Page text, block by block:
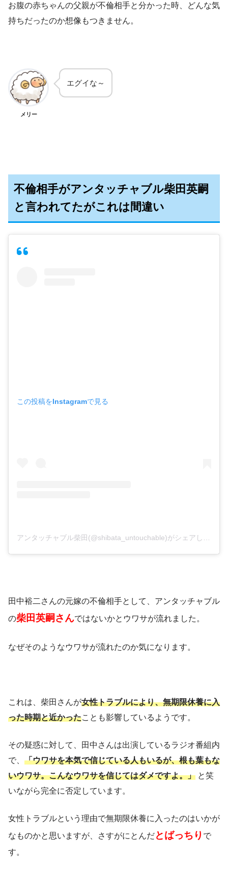
お腹の赤ちゃんの父親が不倫相手と分かった時、どんな気
持ちだったのか想像もつきません。
メリー
エグイな～
不倫相手がアンタッチャブル柴田英嗣
と言われてたがこれは間違い
この投稿をInstagramで見る
田中裕二さんの元嫁の不倫相手として、アンタッチャブル
の柴田英嗣さんではないかとウワサが流れました。
なぜそのようなウワサが流れたのか気になります。
これは、柴田さんが女性トラブルにより、無期限休養に入
った時期と近かったことも影響しているようです。
その疑惑に対して、田中さんは出演しているラジオ番組内
で、 「ウワサを本気で信じている人もいるが、根も葉もな
いウワサ。こんなウワサを信じてはダメですよ。」 と笑
いながら完全に否定しています。
女性トラブルという理由で無期限休養に入ったのはいかが
なものかと思いますが、さすがにとんだとばっちり で
す。